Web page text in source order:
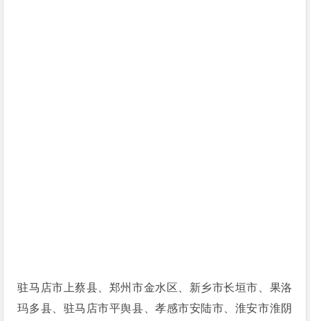
驻马店市上蔡县、郑州市金水区、新乡市长垣市、果洛
玛多县、驻马店市平舆县、孝感市安陆市、淮安市淮阴